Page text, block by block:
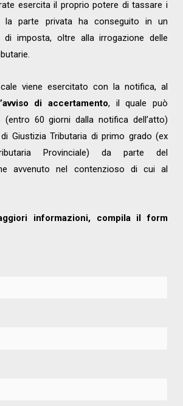
esercita il proprio potere di tassare i
la parte privata ha conseguito in un
di imposta, oltre alla irrogazione delle
viene esercitato con la notifica, al
di accertamento, il quale può
(entro 60 giorni dalla notifica dell’atto)
Giustizia Tributaria di primo grado (ex
Provinciale) da parte del
avvenuto nel contenzioso di cui al
informazioni, compila il form